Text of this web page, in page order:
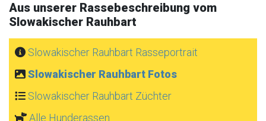
Aus unserer Rassebeschreibung vom
Slowakischer Rauhbart
Slowakischer Rauhbart Rasseportrait
Slowakischer Rauhbart Fotos
Slowakischer Rauhbart Züchter
Alle Hunderassen